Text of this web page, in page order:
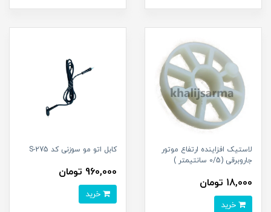
لاستیک افزاینده ارتفاع موتور
جاروبرقی (0/5 سانتیمتر )
18,000 تومان
کابل اتو مو سوزنی کد S-275
960,000 تومان